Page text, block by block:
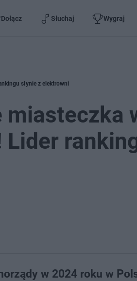
Dołącz Słuchaj Wygraj
słynie z elektrowni
miasteczka
w 2024 roku w